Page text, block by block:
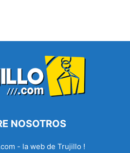
NOSOTROS
- la web de Trujillo !